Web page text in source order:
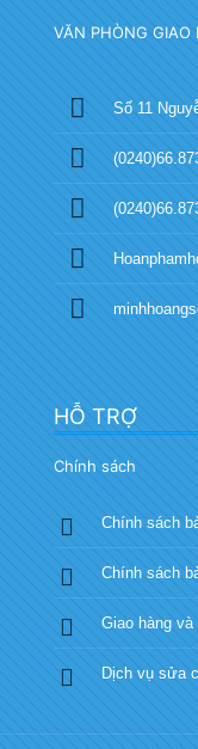
VĂN PHÒNG GIAO
Số 11
HỖ TRỢ
Chính sách
Chính sách
Chính sách
Giao hàng và
Dịch vụ sửa